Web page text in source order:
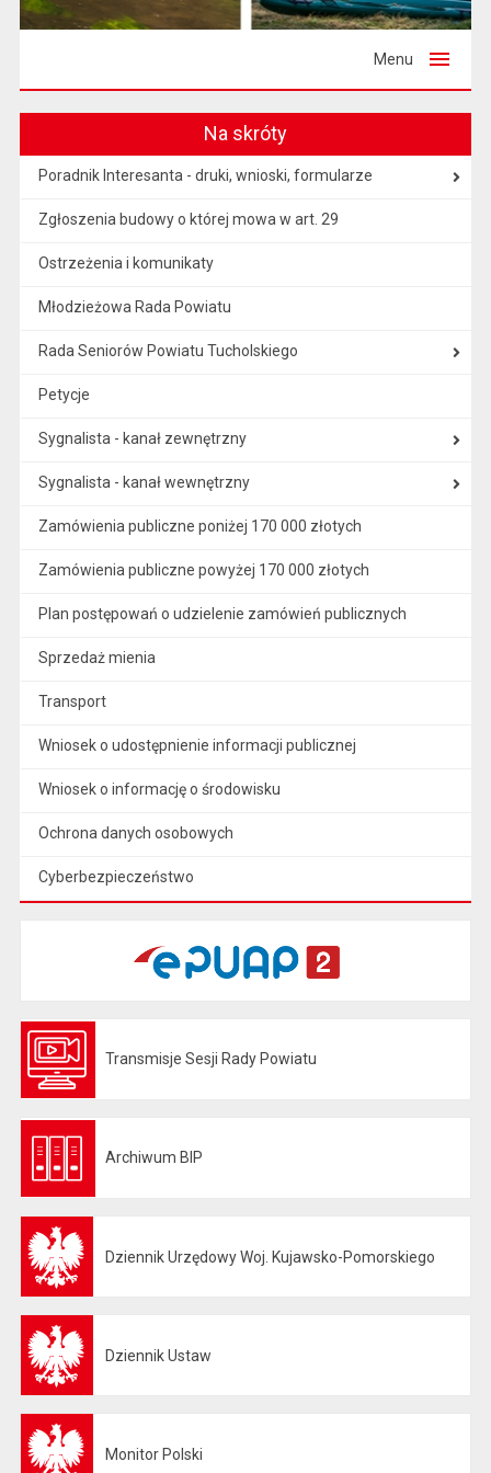
Menu
Na skróty
Poradnik Interesanta - druki, wnioski, formularze
Zgłoszenia budowy o której mowa w art. 29
Ostrzeżenia i komunikaty
Młodzieżowa Rada Powiatu
Rada Seniorów Powiatu Tucholskiego
Petycje
Sygnalista - kanał zewnętrzny
Sygnalista - kanał wewnętrzny
Zamówienia publiczne poniżej 170 000 złotych
Zamówienia publiczne powyżej 170 000 złotych
Plan postępowań o udzielenie zamówień publicznych
Sprzedaż mienia
Transport
Wniosek o udostępnienie informacji publicznej
Wniosek o informację o środowisku
Ochrona danych osobowych
Cyberbezpieczeństwo
Transmisje Sesji Rady Powiatu
Archiwum BIP
Dziennik Urzędowy Woj. Kujawsko-Pomorskiego
Dziennik Ustaw
Monitor Polski